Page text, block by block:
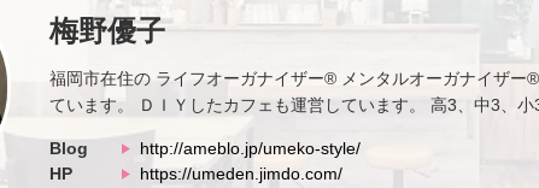
梅野優子
福岡市在住の ライフオーガナイザー®️ メンタルオーガナイザ
ています。 ＤＩＹしたカフェも運営しています。 高3、中3、
Blog
http://ameblo.jp/umeko-style/
HP
https://umeden.jimdo.com/